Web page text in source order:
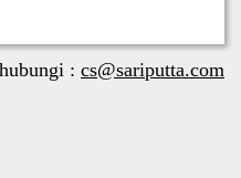
: cs@sariputta.com